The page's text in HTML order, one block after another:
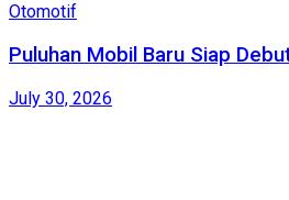
Otomotif
Puluhan Mobil Baru Siap
July 30, 2026